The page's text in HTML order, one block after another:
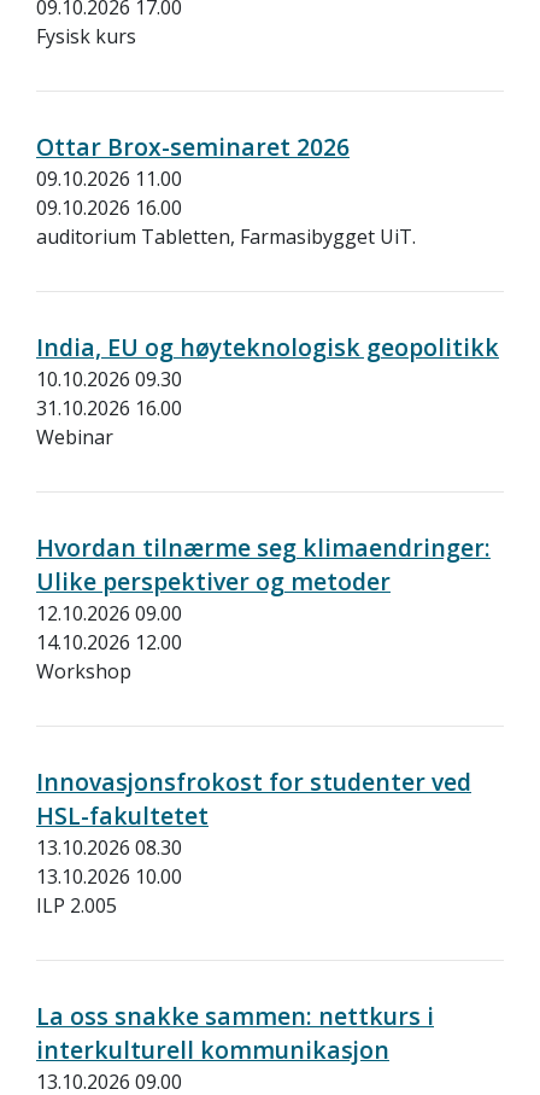
09.10.2026 17.00
Fysisk kurs
Ottar Brox-seminaret 2026
09.10.2026 11.00
09.10.2026 16.00
auditorium Tabletten, Farmasibygget UiT.
India, EU og høyteknologisk geopolitikk
10.10.2026 09.30
31.10.2026 16.00
Webinar
Hvordan tilnærme seg klimaendringer:
Ulike perspektiver og metoder
12.10.2026 09.00
14.10.2026 12.00
Workshop
Innovasjonsfrokost for studenter ved
HSL-fakultetet
13.10.2026 08.30
13.10.2026 10.00
ILP 2.005
La oss snakke sammen: nettkurs i
interkulturell kommunikasjon
13.10.2026 09.00